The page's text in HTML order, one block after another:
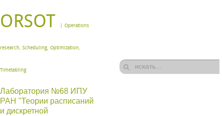
ORSOT | Operations
research, Scheduling, Optimization,
Timetabling
Лаборатория №68 ИПУ
РАН "Теории расписаний
и дискретной